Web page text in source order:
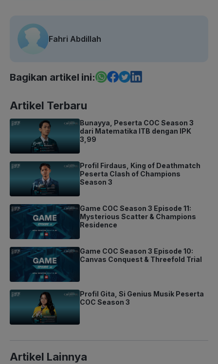
Fahri Abdillah
Bagikan artikel ini:
Artikel Terbaru
Bunayya, Peserta COC Season 3
dari Matematika ITB dengan IPK
3,99
Profil Firdaus, King of Deathmatch
Peserta Clash of Champions
Season 3
Game COC Season 3 Episode 11:
Mysterious Scatter & Champions
Residence
Game COC Season 3 Episode 10:
Canvas Conquest & Threefold Trial
Profil Gita, Si Genius Musik Peserta
COC Season 3
Artikel Lainnya